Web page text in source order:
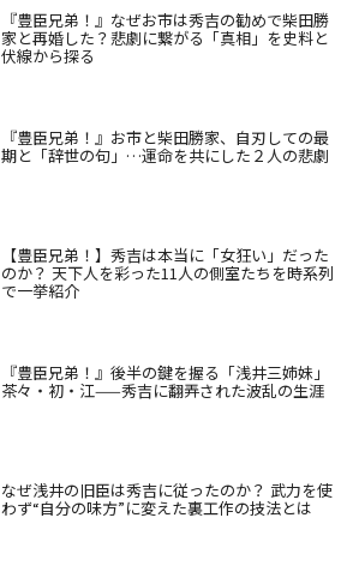
『豊臣兄弟！』なぜお市は秀吉の勧めで柴田勝
家と再婚した？悲劇に繋がる「真相」を史料と
伏線から探る
『豊臣兄弟！』お市と柴田勝家、自刃しての最
期と「辞世の句」…運命を共にした２人の悲劇
【豊臣兄弟！】秀吉は本当に「女狂い」だった
のか？ 天下人を彩った11人の側室たちを時系列
で一挙紹介
『豊臣兄弟！』後半の鍵を握る「浅井三姉妹」
茶々・初・江——秀吉に翻弄された波乱の生涯
なぜ浅井の旧臣は秀吉に従ったのか？ 武力を使
わず“自分の味方”に変えた裏工作の技法とは